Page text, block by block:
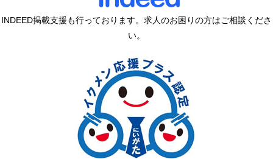
INDEED掲載支援も行っております。求人のお困りの方はご相談くださ
い。